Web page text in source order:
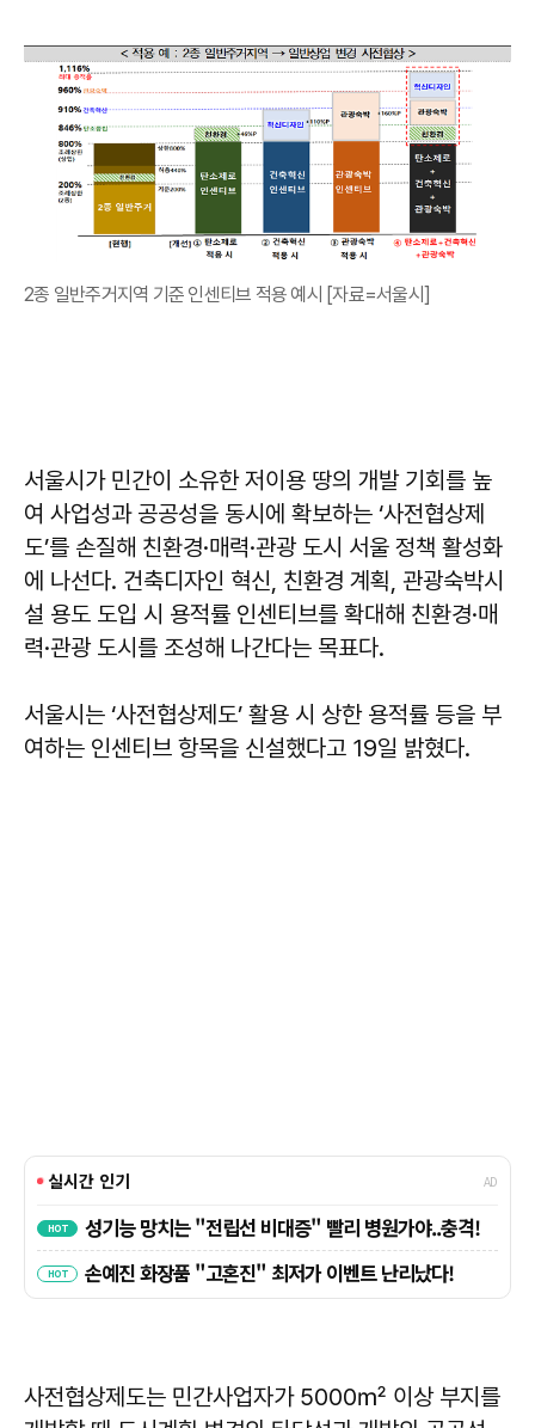
2종 일반주거지역 기준 인센티브 적용 예시 [자료=서울시]
서울시가 민간이 소유한 저이용 땅의 개발 기회를 높
여 사업성과 공공성을 동시에 확보하는 ‘사전협상제
도’를 손질해 친환경·매력·관광 도시 서울 정책 활성화
에 나선다. 건축디자인 혁신, 친환경 계획, 관광숙박시
설 용도 도입 시 용적률 인센티브를 확대해 친환경·매
력·관광 도시를 조성해 나간다는 목표다.
서울시는 ‘사전협상제도’ 활용 시 상한 용적률 등을 부
여하는 인센티브 항목을 신설했다고 19일 밝혔다.
사전협상제도는 민간사업자가 5000㎡ 이상 부지를